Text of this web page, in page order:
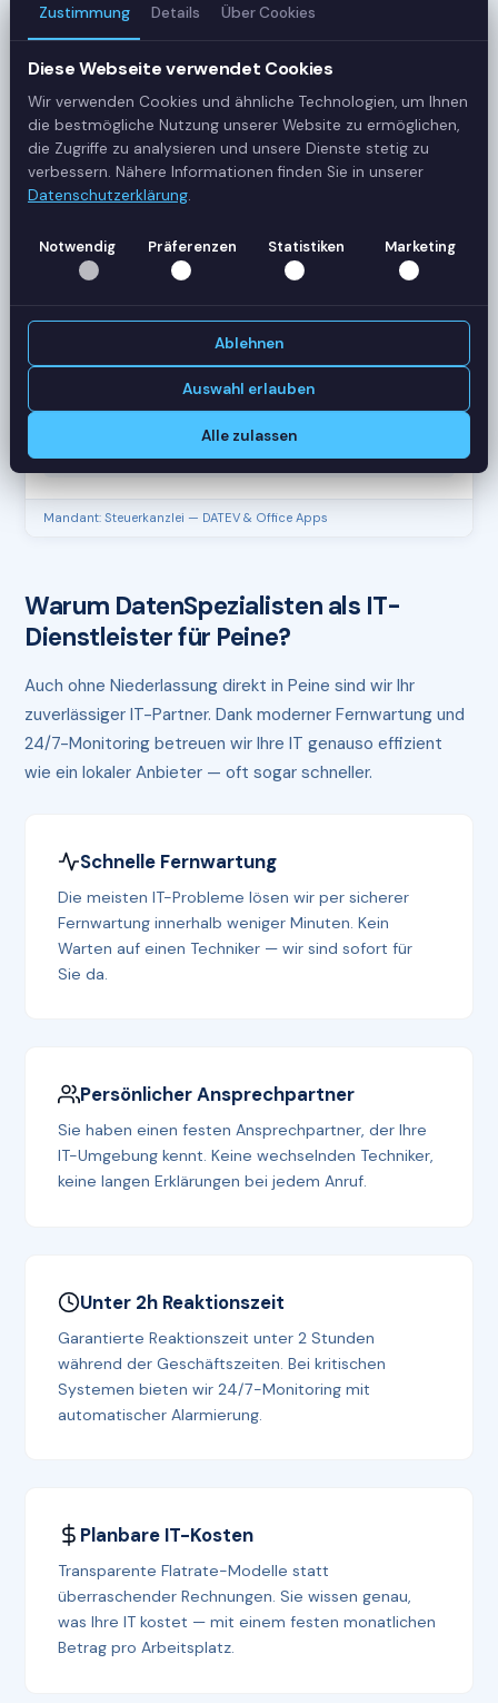
3
42
Sessions
SERVER-AUSLASTUNG
RDS-SRV01
18 Sessions
RAM
78%
RDS-SRV02
14 Sessions
RAM
61%
Mandant: Steuerkanzlei — DATEV & Office Apps
Warum DatenSpezialisten als IT-
Dienstleister für Peine?
Auch ohne Niederlassung direkt in Peine sind wir Ihr
zuverlässiger IT-Partner. Dank moderner Fernwartung und
24/7-Monitoring betreuen wir Ihre IT genauso effizient
wie ein lokaler Anbieter — oft sogar schneller.
Schnelle Fernwartung
Die meisten IT-Probleme lösen wir per sicherer
Fernwartung innerhalb weniger Minuten. Kein
Warten auf einen Techniker — wir sind sofort für
Sie da.
Persönlicher Ansprechpartner
Sie haben einen festen Ansprechpartner, der Ihre
IT-Umgebung kennt. Keine wechselnden Techniker,
keine langen Erklärungen bei jedem Anruf.
Unter 2h Reaktionszeit
Garantierte Reaktionszeit unter 2 Stunden
während der Geschäftszeiten. Bei kritischen
Systemen bieten wir 24/7-Monitoring mit
automatischer Alarmierung.
Planbare IT-Kosten
Transparente Flatrate-Modelle statt
überraschender Rechnungen. Sie wissen genau,
was Ihre IT kostet — mit einem festen monatlichen
Betrag pro Arbeitsplatz.
Zustimmung Details Über Cookies
Diese Webseite verwendet Cookies
Wir verwenden Cookies und ähnliche Technologien, um Ihnen
die bestmögliche Nutzung unserer Website zu ermöglichen,
die Zugriffe zu analysieren und unsere Dienste stetig zu
verbessern. Nähere Informationen finden Sie in unserer
Datenschutzerklärung.
Notwendig Präferenzen Statistiken Marketing
Ablehnen
Auswahl erlauben
Alle zulassen